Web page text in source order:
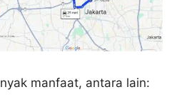
manfaat, antara lain: